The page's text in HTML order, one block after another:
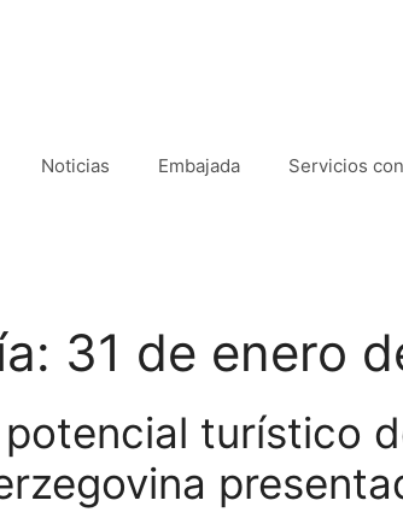
Noticias Embajada Servicios
31 de enero
potencial turístico